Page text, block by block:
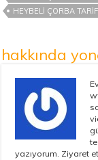
HEYBELI ÇORBA
hakkında
yazıyorum. Ziyaret